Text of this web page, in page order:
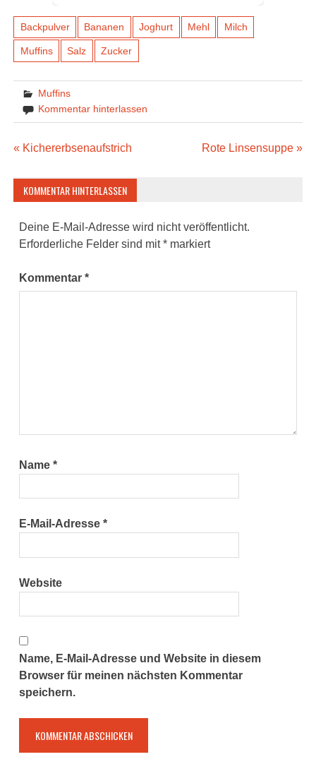
Backpulver Bananen Joghurt Mehl Milch
Muffins Salz Zucker
Muffins
Kommentar hinterlassen
Beitragsnavigation
« Kichererbsenaufstrich Rote Linsensuppe »
KOMMENTAR HINTERLASSEN
Deine E-Mail-Adresse wird nicht veröffentlicht.
Erforderliche Felder sind mit* markiert
Kommentar*
Name*
E-Mail-Adresse*
Website
Name, E-Mail-Adresse und Website in diesem
Browser für meinen nächsten Kommentar
speichern.